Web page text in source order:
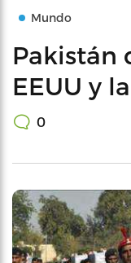
Mundo
Pakistán
EEUU y
0